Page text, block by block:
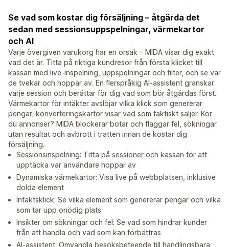
Se vad som kostar dig försäljning – åtgärda det
sedan med sessionsuppspelningar, värmekartor
och AI
Varje övergiven varukorg har en orsak – MIDA visar dig exakt
vad det är. Titta på riktiga kundresor från första klicket till
kassan med live-inspelning, uppspelningar och filter, och se var
de tvekar och hoppar av. En flerspråkig AI-assistent granskar
varje session och berättar för dig vad som bör åtgärdas först.
Värmekartor för intäkter avslöjar vilka klick som genererar
pengar; konverteringskartor visar vad som faktiskt säljer. Kör
du annonser? MIDA blockerar botar och flaggar fel, sökningar
utan resultat och avbrott i tratten innan de kostar dig
försäljning.
Sessionsinspelning: Titta på sessioner och kassan för att
upptäcka var användare hoppar av
Dynamiska värmekartor: Visa live på webbplatsen, inklusive
dolda element
Intäktsklick: Se vilka element som genererar pengar och vilka
som tar upp onödig plats
Insikter om sökningar och fel: Se vad som hindrar kunder
från att handla och vad som kan förbättras
AI-assistent: Omvandla besöksbeteende till handlingsbara